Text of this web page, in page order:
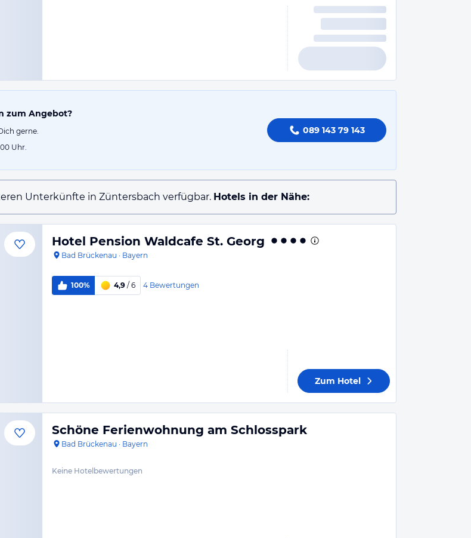
zum Angebot?
gerne.
Uhr.
089 143 79 143
Unterkünfte in Züntersbach verfügbar. Hotels in der Nähe:
Hotel Pension Waldcafe St. Georg
Bad Brückenau · Bayern
100% 4,9 / 6 4 Bewertungen
Zum Hotel
Schöne Ferienwohnung am Schlosspark
Bad Brückenau · Bayern
Keine Hotelbewertungen